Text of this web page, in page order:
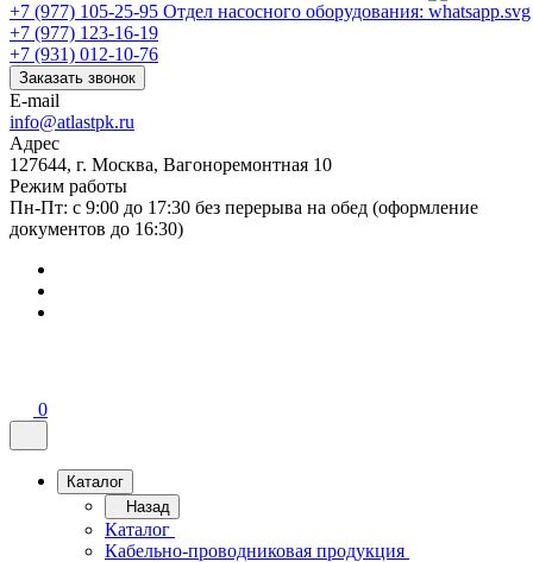
+7 (977) 105-25-95 Отдел насосного оборудования:
+7 (977) 123-16-19
+7 (931) 012-10-76
Заказать звонок
E-mail
info@atlastpk.ru
Адрес
127644, г. Москва, Вагоноремонтная 10
Режим работы
Пн-Пт: с 9:00 до 17:30 без перерыва на обед (оформление
документов до 16:30)
0
Каталог
Назад
Каталог
Кабельно-проводниковая продукция